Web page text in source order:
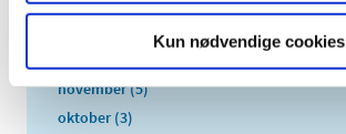
Kun nødvendige cookies
november (5)
oktober (3)